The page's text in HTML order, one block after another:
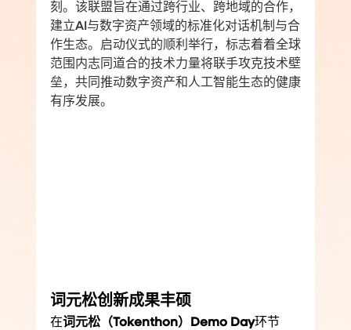
刻。该联盟旨在通过跨行业、跨地域的合作，
建立AI与数字资产领域的标准化对话机制与合
作生态。启动仪式的顺利举行，标志着着全球
范围内志同道合的技术力量将联手攻克技术壁
垒，共同推动数字资产和人工智能生态的健康
有序发展。
词元松创新成果丰硕
在词元松（Tokenthon）Demo Day环节